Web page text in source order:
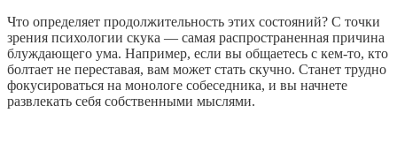
Что определяет продолжительность этих состояний? С точки
зрения психологии скука — самая распространенная причина
блуждающего ума. Например, если вы общаетесь с кем-то, кто
болтает не переставая, вам может стать скучно. Станет трудно
фокусироваться на монологе собеседника, и вы начнете
развлекать себя собственными мыслями.